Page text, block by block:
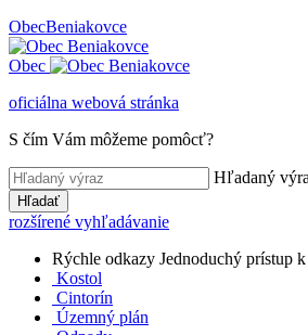
ObecBeniakovce
Obec
oficiálna webová stránka
S čím Vám môžeme pomôcť?
Hľadaný
Hľadať
rozšírené vyhľadávanie
Rýchle odkazy Jednoduchý prístup
Kostol
Cintorín
Územný plán